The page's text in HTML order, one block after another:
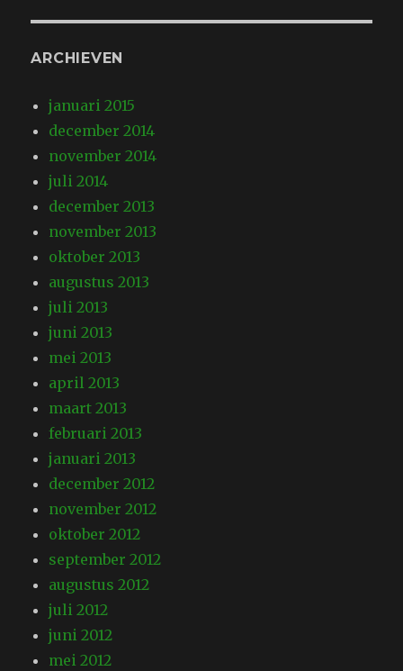
ARCHIEVEN
januari 2015
december 2014
november 2014
juli 2014
december 2013
november 2013
oktober 2013
augustus 2013
juli 2013
juni 2013
mei 2013
april 2013
maart 2013
februari 2013
januari 2013
december 2012
november 2012
oktober 2012
september 2012
augustus 2012
juli 2012
juni 2012
mei 2012